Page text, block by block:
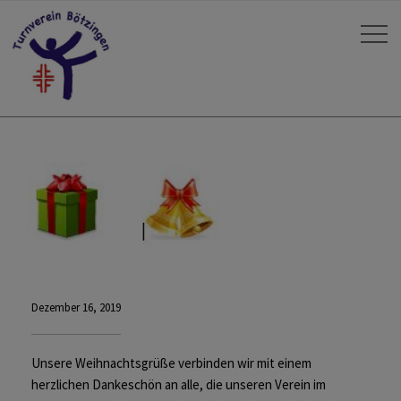
Dezember 16, 2019
Unsere Weihnachtsgrüße verbinden wir mit einem
herzlichen Dankeschön an alle, die unseren Verein im